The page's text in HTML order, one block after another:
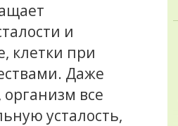
и
клетки при
Даже
все
усталость,